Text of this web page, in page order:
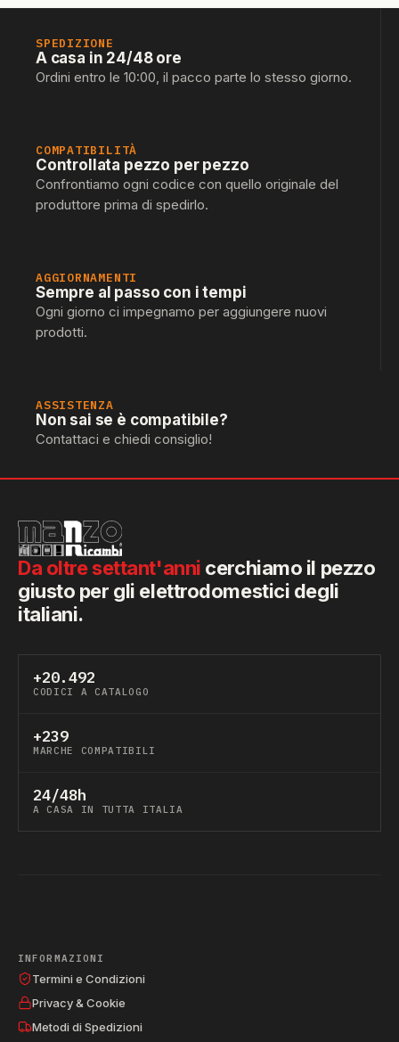
SPEDIZIONE
A casa in 24/48 ore
Ordini entro le 10:00, il pacco parte lo stesso giorno.
COMPATIBILITÀ
Controllata pezzo per pezzo
Confrontiamo ogni codice con quello originale del
produttore prima di spedirlo.
AGGIORNAMENTI
Sempre al passo con i tempi
Ogni giorno ci impegnamo per aggiungere nuovi
prodotti.
ASSISTENZA
Non sai se è compatibile?
Contattaci e chiedi consiglio!
Da oltre settant'anni cerchiamo il pezzo
giusto per gli elettrodomestici degli
italiani.
+20.492
CODICI A CATALOGO
+239
MARCHE COMPATIBILI
24/48h
A CASA IN TUTTA ITALIA
INFORMAZIONI
Termini e Condizioni
Privacy & Cookie
Metodi di Spedizioni